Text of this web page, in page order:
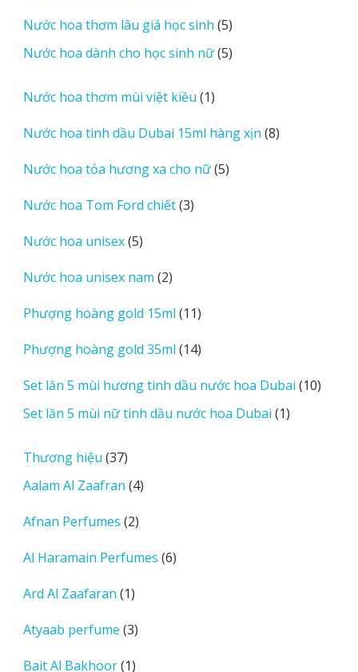
phẩm
Nước hoa thơm lâu giá học sinh 55
sản
phẩm
Nước hoa dành cho học sinh nữ 55
Nước hoa thơm mùi việt kiều 11
phẩm
Nước hoa tinh dầu Dubai 15ml hàng xịn 88
Nước hoa tỏa hương xa cho nữ 55
Nước hoa Tom Ford chiết 33
Nước hoa unisex 55
phẩm
Nước hoa unisex nam 22
phẩm
Phượng hoàng gold 15ml 1111
phẩm
Phượng hoàng gold 35ml 1414
phẩm
Set lăn 5 mùi hương tinh dầu nước hoa Dubai 1010
Set lăn 5 mùi nữ tinh dầu nước hoa Dubai 11
Thương hiệu 3737
sản
phẩm
Aalam Al Zaafran 44
Afnan Perfumes 22
phẩm
Al Haramain Perfumes 66
Ard Al Zaafaran 11
phẩm
Atyaab perfume 33
phẩm
Bait Al Bakhoor 11